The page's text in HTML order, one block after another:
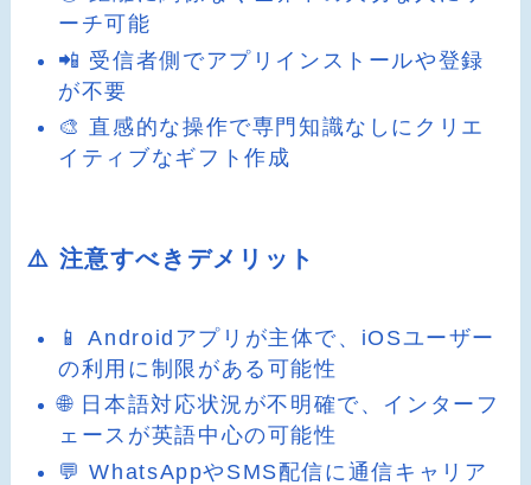
ーチ可能
📲 受信者側でアプリインストールや登録
が不要
🎨 直感的な操作で専門知識なしにクリエ
イティブなギフト作成
⚠️ 注意すべきデメリット
📱 Androidアプリが主体で、iOSユーザー
の利用に制限がある可能性
🌐 日本語対応状況が不明確で、インターフ
ェースが英語中心の可能性
💬 WhatsAppやSMS配信に通信キャリア